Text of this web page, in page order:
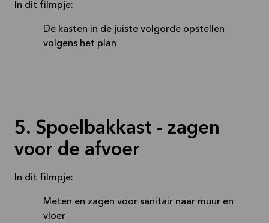
In dit filmpje:
De kasten in de juiste volgorde opstellen
volgens het plan
5. Spoelbakkast - zagen
voor de afvoer
In dit filmpje:
Meten en zagen voor sanitair naar muur en
vloer